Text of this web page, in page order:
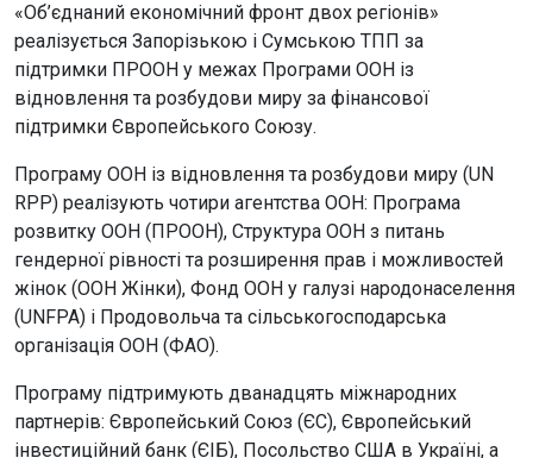
«Об’єднаний економічний фронт двох регіонів»
реалізується Запорізькою і Сумською ТПП за
підтримки ПРООН у межах Програми ООН із
відновлення та розбудови миру за фінансової
підтримки Європейського Союзу.
Програму ООН із відновлення та розбудови миру (UN
RPP) реалізують чотири агентства ООН: Програма
розвитку ООН (ПРООН), Структура ООН з питань
гендерної рівності та розширення прав і можливостей
жінок (ООН Жінки), Фонд ООН у галузі народонаселення
(UNFPA) і Продовольча та сільськогосподарська
організація ООН (ФАО).
Програму підтримують дванадцять міжнародних
партнерів: Європейський Союз (ЄС), Європейський
інвестиційний банк (ЄІБ), Посольство США в Україні, а